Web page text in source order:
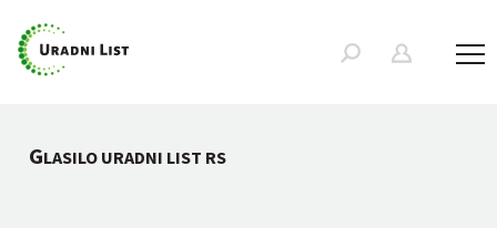
GLASILO URADNI LIST RS